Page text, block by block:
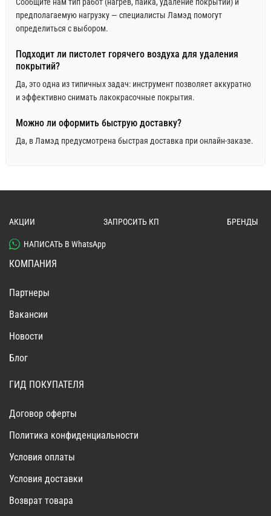
Сообщите нам тип работ (нагрев, пайка, удаление покрытий) и
предполагаемую нагрузку — специалисты Ламэд помогут
определиться с выбором.
Подходит ли пистолет горячего воздуха для удаления
покрытий?
Да, это одна из типичных задач: инструмент позволяет аккуратно
и эффективно снимать лакокрасочные покрытия.
Можно ли оформить быструю доставку?
Да, в Ламэд предусмотрена быстрая доставка при онлайн-заказе.
АКЦИИ ЗАПРОСИТЬ КП БРЕНДЫ
НАПИСАТЬ В WhatsApp
КОМПАНИЯ
Партнеры
Вакансии
Новости
Блог
ГИД ПОКУПАТЕЛЯ
Договор оферты
Политика конфиденциальности
Условия оплаты
Условия доставки
Возврат товара